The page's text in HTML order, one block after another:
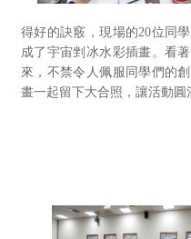
得好的訣竅，現場的20位同
成了宇宙剉冰水彩插畫。看
來，不禁令人佩服同學們的
畫一起留下大合照，讓活動圓